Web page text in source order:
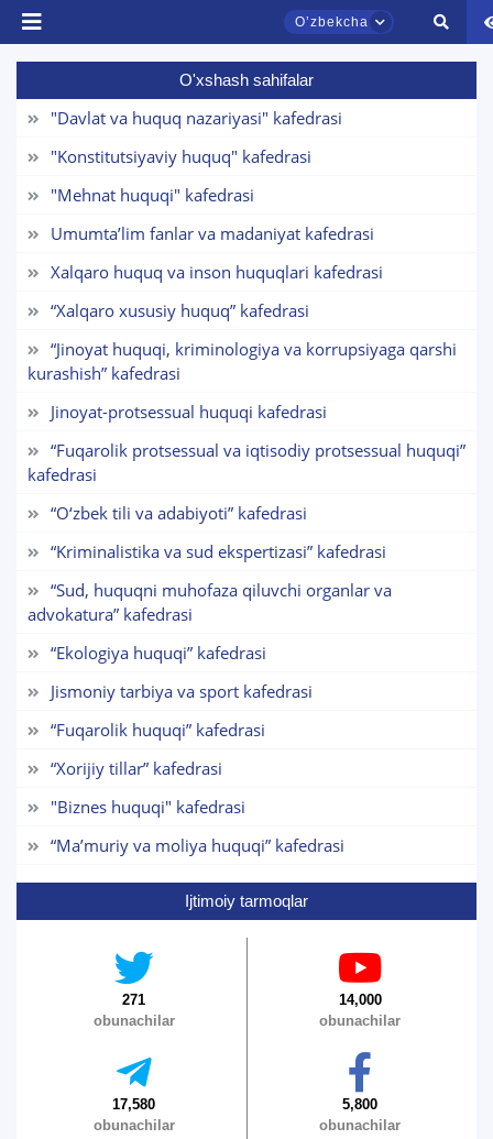
Oʼzbekcha
Ism va familiyangiz
O'xshash sahifalar
"Davlat va huquq nazariyasi" kafedrasi
"Konstitutsiyaviy huquq" kafedrasi
"Mehnat huquqi" kafedrasi
Umumta’lim fanlar va madaniyat kafedrasi
Xalqaro huquq va inson huquqlari kafedrasi
“Xalqaro xususiy huquq” kafedrasi
“Jinoyat huquqi, kriminologiya va korrupsiyaga qarshi
kurashish” kafedrasi
Jinoyat-protsessual huquqi kafedrasi
“Fuqarolik protsessual va iqtisodiy protsessual huquqi”
kafedrasi
“O‘zbek tili va adabiyoti” kafedrasi
“Kriminalistika va sud ekspertizasi” kafedrasi
“Sud, huquqni muhofaza qiluvchi organlar va
advokatura” kafedrasi
“Ekologiya huquqi” kafedrasi
Jismoniy tarbiya va sport kafedrasi
“Fuqarolik huquqi” kafedrasi
“Xorijiy tillar” kafedrasi
"Biznes huquqi" kafedrasi
“Maʼmuriy va moliya huquqi” kafedrasi
Ijtimoiy tarmoqlar
271
obunachilar
14,000
obunachilar
17,580
obunachilar
5,800
obunachilar
TDYU qabul murojaatlari chati
Assalomu alaykum! TDYU qabul murojaatlari
chatda qoldiring.
Mavzuni tanlang — keyin shu mavzudagi aniq
savollar chiqadi:
5. To'lov-kontrakt (2)
8. Bakalavriat kvotasi (3)
✉️ Adminga yozish